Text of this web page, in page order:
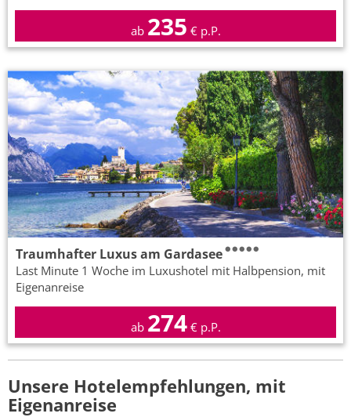
ab 235 € p.P.
Traumhafter Luxus am Gardasee
Last Minute 1 Woche im Luxushotel mit Halbpension, mit
Eigenanreise
ab 274€ p.P.
Unsere Hotelempfehlungen, mit
Eigenanreise